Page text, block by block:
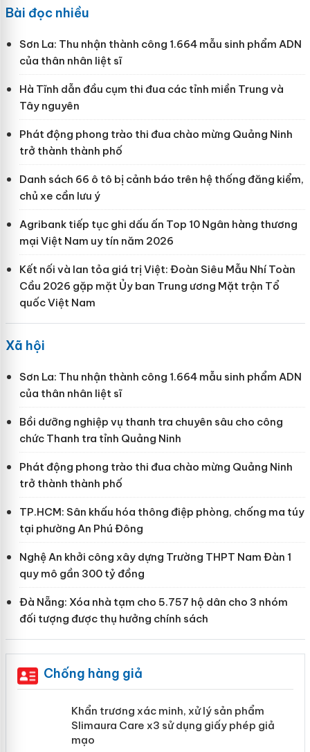
Bài đọc nhiều
Sơn La: Thu nhận thành công 1.664 mẫu sinh phẩm ADN
của thân nhân liệt sĩ
Hà Tĩnh dẫn đầu cụm thi đua các tỉnh miền Trung và
Tây nguyên
Phát động phong trào thi đua chào mừng Quảng Ninh
trở thành thành phố
Danh sách 66 ô tô bị cảnh báo trên hệ thống đăng kiểm,
chủ xe cần lưu ý
Agribank tiếp tục ghi dấu ấn Top 10 Ngân hàng thương
mại Việt Nam uy tín năm 2026
Kết nối và lan tỏa giá trị Việt: Đoàn Siêu Mẫu Nhí Toàn
Cầu 2026 gặp mặt Ủy ban Trung ương Mặt trận Tổ
quốc Việt Nam
Xã hội
Sơn La: Thu nhận thành công 1.664 mẫu sinh phẩm ADN
của thân nhân liệt sĩ
Bồi dưỡng nghiệp vụ thanh tra chuyên sâu cho công
chức Thanh tra tỉnh Quảng Ninh
Phát động phong trào thi đua chào mừng Quảng Ninh
trở thành thành phố
TP.HCM: Sân khấu hóa thông điệp phòng, chống ma túy
tại phường An Phú Đông
Nghệ An khởi công xây dựng Trường THPT Nam Đàn 1
quy mô gần 300 tỷ đồng
Đà Nẵng: Xóa nhà tạm cho 5.757 hộ dân cho 3 nhóm
đối tượng được thụ hưởng chính sách
Chống hàng giả
Khẩn trương xác minh, xử lý sản phẩm
Slimaura Care x3 sử dụng giấy phép giả
mạo